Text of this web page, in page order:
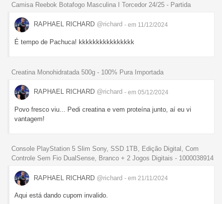
Camisa Reebok Botafogo Masculina I Torcedor 24/25 - Partida
RAPHAEL RICHARD @richard - em 11/12/2024
É tempo de Pachuca! kkkkkkkkkkkkkkkk
Creatina Monohidratada 500g - 100% Pura Importada
RAPHAEL RICHARD @richard - em 05/12/2024
Povo fresco viu... Pedi creatina e vem proteína junto, aí eu vi
vantagem!
Console PlayStation 5 Slim Sony, SSD 1TB, Edição Digital, Com
Controle Sem Fio DualSense, Branco + 2 Jogos Digitais - 1000038914
RAPHAEL RICHARD @richard - em 21/11/2024
Aqui está dando cupom invalido.